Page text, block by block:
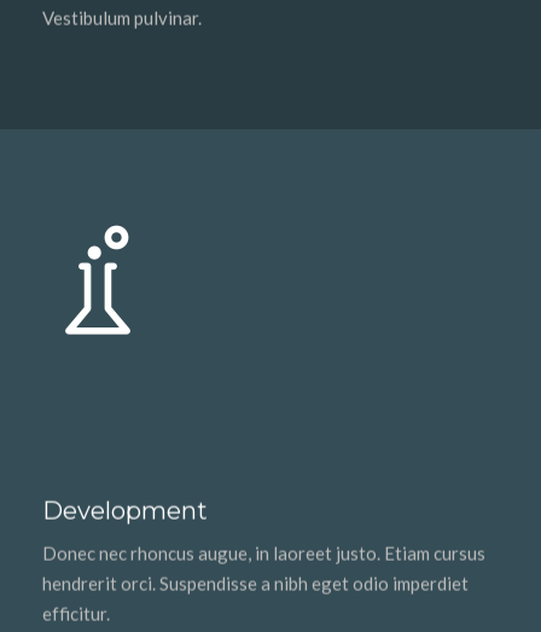
Vestibulum pulvinar.
Development
Donec nec rhoncus augue, in laoreet justo. Etiam cursus
hendrerit orci. Suspendisse a nibh eget odio imperdiet
efficitur.